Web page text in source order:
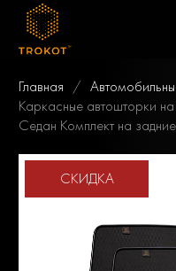
Главная
Каркасные автошторки
Седан Комплект на
СКИДКА